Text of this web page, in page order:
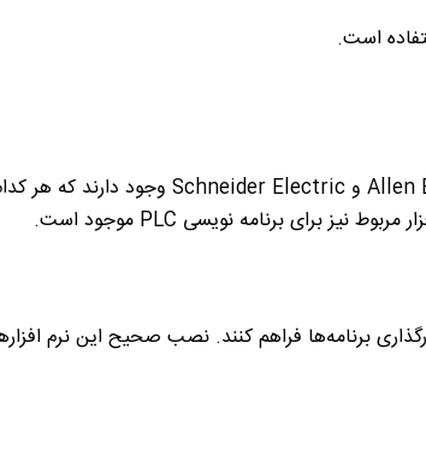
است.
Allen و Schneider Electric وجود دارند که هر
مربوط نیز برای برنامه ‌نویسی PLC موجود است.
برنامه‌ها فراهم کنند. نصب صحیح این نرم